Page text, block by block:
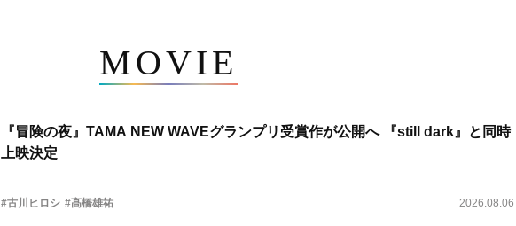
MOVIE
『冒険の夜』TAMA NEW WAVEグランプリ受賞作が公開へ 『still dark』と同時
上映決定
#古川ヒロシ #髙橋雄祐 2026.08.06